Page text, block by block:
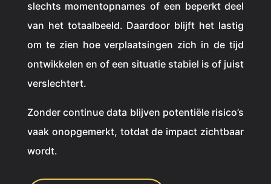
slechts momentopnames of een beperkt deel
van het totaalbeeld. Daardoor blijft het lastig
om te zien hoe verplaatsingen zich in de tijd
ontwikkelen en of een situatie stabiel is of juist
verslechtert.
Zonder continue data blijven potentiële risico’s
vaak onopgemerkt, totdat de impact zichtbaar
wordt.